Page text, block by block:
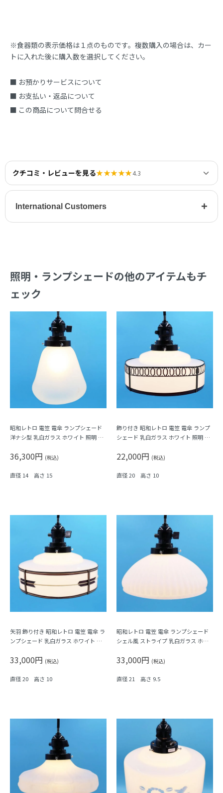
※食器類の表示価格は１点のものです。複数購入の場合は、カー
トに入れた後に購入数を選択してください。
■ お預かりサービスについて
■ お支払い・返品について
■ この商品について問合せる
クチコミ・レビューを見る★★★★★4.3
International Customers +
照明・ランプシェードの他のアイテムもチ
ェック
昭和レトロ 電笠 電傘 ランプシェード
洋ナシ型 乳白ガラス ホワイト 照明 和
36,300円 (税込)
直径 14 高さ 15
飾り付き 昭和レトロ 電笠 電傘 ランプ
シェード 乳白ガラス ホワイト 照明 和
22,000円 (税込)
直径 20 高さ 10
矢羽 飾り付き 昭和レトロ 電笠 電傘 ラ
ンプシェード 乳白ガラス ホワイト 照
33,000円 (税込)
直径 20 高さ 10
昭和レトロ 電笠 電傘 ランプシェード
シェル風 ストライプ 乳白ガラス ホワ
33,000円 (税込)
直径 21 高さ 9.5